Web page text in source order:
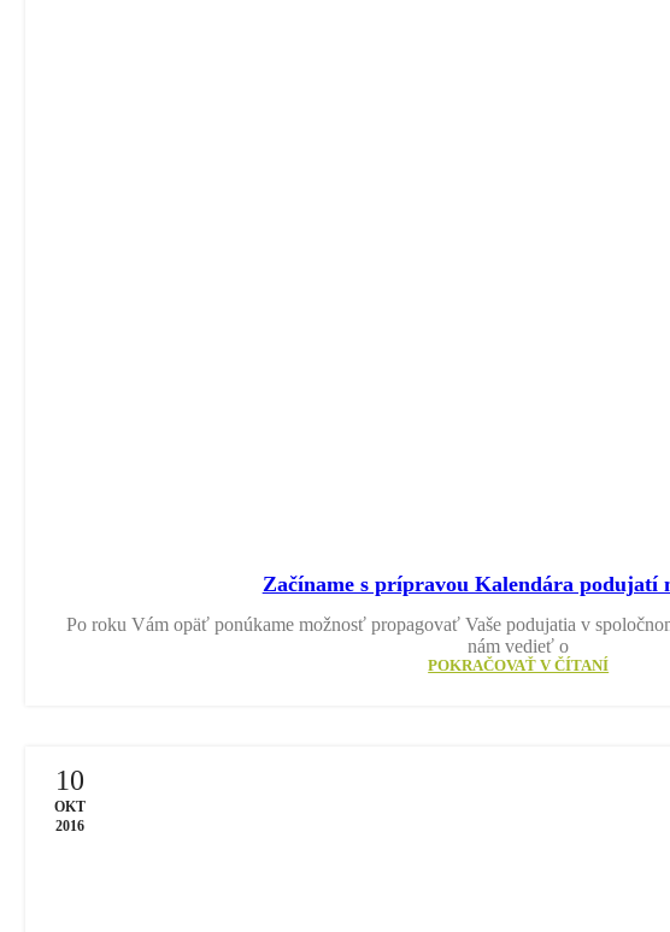
Začíname s prípravou Kalendára podujatí
Po roku Vám opäť ponúkame možnosť propagovať Vaše podujatia v
nám vedieť o
POKRAČOVAŤ V ČÍTANÍ
10
OKT
2016